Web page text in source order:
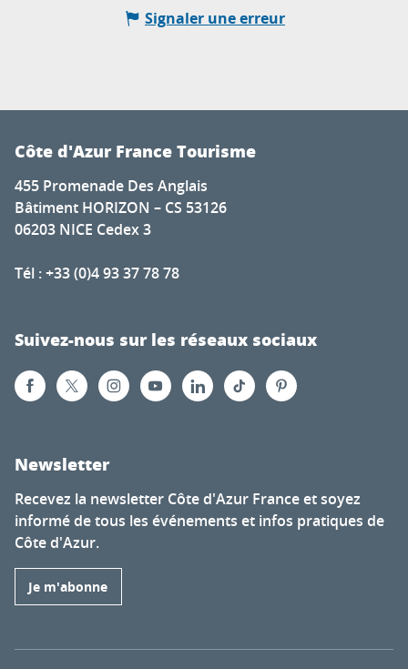
Signaler une erreur
Côte d'Azur France Tourisme
455 Promenade Des Anglais
Bâtiment HORIZON – CS 53126
06203 NICE Cedex 3
Tél : +33 (0)4 93 37 78 78
Suivez-nous sur les réseaux sociaux
Newsletter
Recevez la newsletter Côte d'Azur France et soyez
informé de tous les événements et infos pratiques de
Côte d'Azur.
Je m'abonne